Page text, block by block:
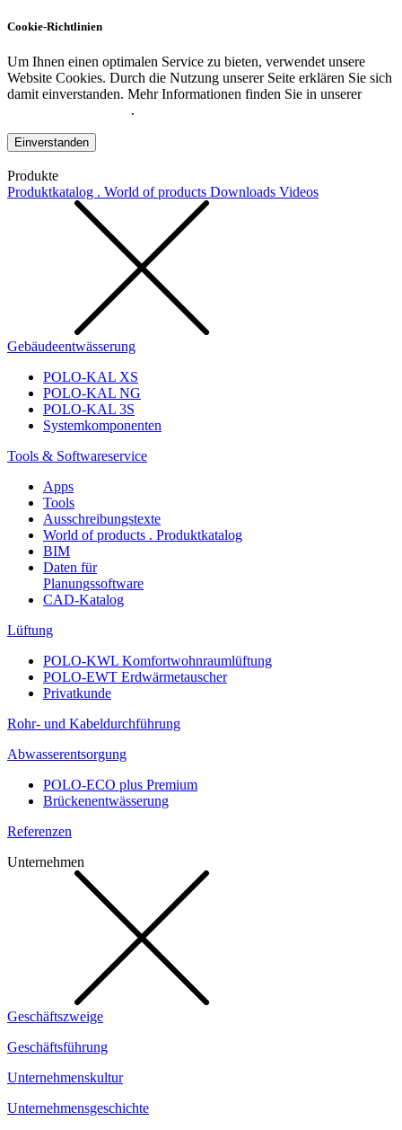
Cookie-Richtlinien
Um Ihnen einen optimalen Service zu bieten, verwendet unsere
Website Cookies. Durch die Nutzung unserer Seite erklären Sie sich
damit einverstanden. Mehr Informationen finden Sie in unserer
.
Einverstanden
Produkte
Produktkatalog . World of products Downloads Videos
Gebäudeentwässerung
POLO-KAL XS
POLO-KAL NG
POLO-KAL 3S
Systemkomponenten
Tools & Softwareservice
Apps
Tools
Ausschreibungstexte
World of products . Produktkatalog
BIM
Daten für
Planungssoftware
CAD-Katalog
Lüftung
POLO-KWL Komfortwohnraumlüftung
POLO-EWT Erdwärmetauscher
Privatkunde
Rohr- und Kabeldurchführung
Abwasserentsorgung
POLO-ECO plus Premium
Brückenentwässerung
Referenzen
Unternehmen
Geschäftszweige
Geschäftsführung
Unternehmenskultur
Unternehmensgeschichte